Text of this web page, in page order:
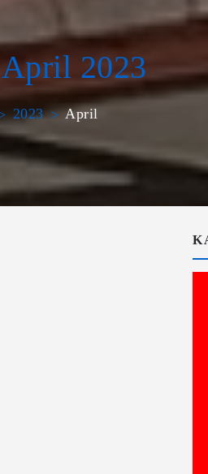
April 2023
2023 April